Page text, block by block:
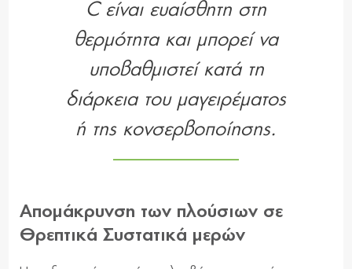
C είναι ευαίσθητη στη
θερμότητα και μπορεί να
υποβαθμιστεί κατά τη
διάρκεια του μαγειρέματος
ή της κονσερβοποίησης.
Απομάκρυνση των πλούσιων σε
Θρεπτικά Συστατικά μερών